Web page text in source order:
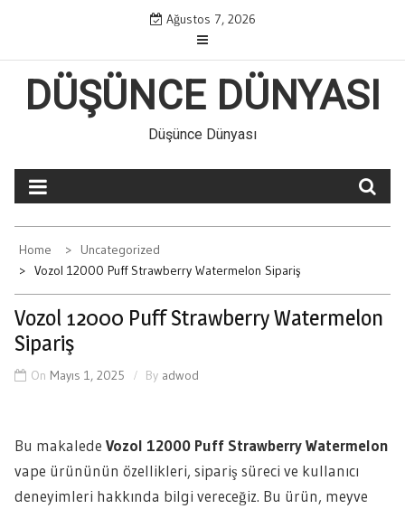
content
Ağustos 7, 2026
DÜŞÜNCE DÜNYASI
Düşünce Dünyası
Home
Uncategorized
Vozol 12000 Puff Strawberry Watermelon Sipariş
Vozol 12000 Puff Strawberry Watermelon
Sipariş
On Mayıs 1, 2025 By adwod
Bu makalede Vozol 12000 Puff Strawberry Watermelon
vape ürününün özellikleri, sipariş süreci ve kullanıcı
deneyimleri hakkında bilgi vereceğiz. Bu ürün, meyve